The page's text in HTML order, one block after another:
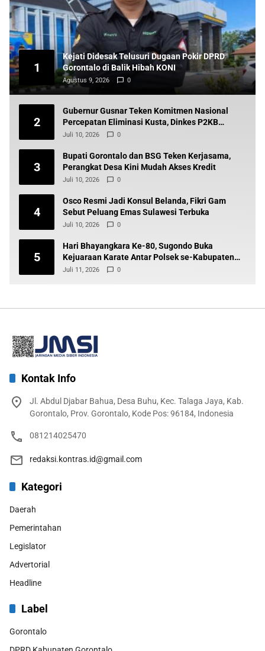
1
Kejati Didesak Telusuri Dugaan Pokir DPRD
Gorontalo di Balik Hibah KONI
Agustus 9, 2026 0
2
Gubernur Gusnar Teken Komitmen Nasional
Percepatan Eliminasi Kusta, Dinkes P2KB
Siapkan Tindak Lanjut
Juli 10, 2026 0
3
Bupati Gorontalo dan BSG Teken Kerjasama,
Perangkat Desa Kini Mudah Akses Kredit
Juli 10, 2026 0
4
Osco Resmi Jadi Konsul Belanda, Fikri Gam
Sebut Peluang Emas Sulawesi Terbuka
Juli 10, 2026 0
5
Hari Bhayangkara Ke-80, Sugondo Buka
Kejuaraan Karate Antar Polsek se-Kabupaten
Gorontalo
Juli 11, 2026 0
Kontak Info
Jl. Abdul Djabar Bahua, Desa Buhu, Kec. Talaga Jaya, Kab.
Gorontalo, Prov. Gorontalo, Kode Pos: 96184, Indonesia
081214025470
redaksi.kontras.id@gmail.com
Kategori
Daerah
Pemerintahan
Legislator
Advertorial
Headline
Label
Gorontalo